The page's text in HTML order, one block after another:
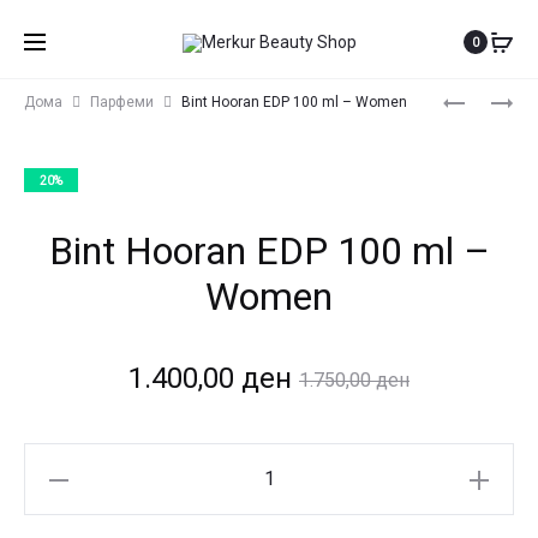
0
COCOA
–
Дома Парфеми Bint Hooran EDP 100 ml – Women
20%
Bint Hooran EDP 100 ml –
Women
1.750,00ден
Original
price
was:
1.400,00 ден
price